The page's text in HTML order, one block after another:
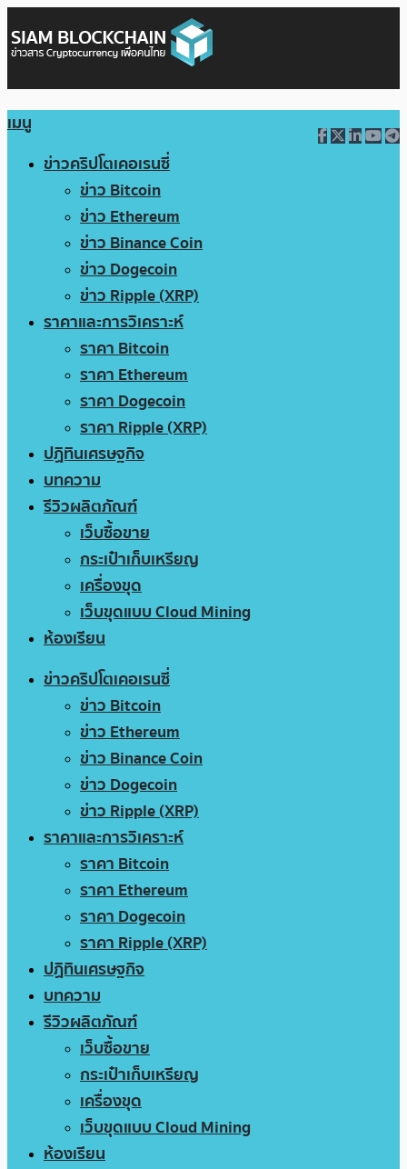
เมนู
ข่าวคริปโตเคอเรนซี่
ข่าว Bitcoin
ข่าว Ethereum
ข่าว Binance Coin
ข่าว Dogecoin
ข่าว Ripple (XRP)
ราคาและการวิเคราะห์
ราคา Bitcoin
ราคา Ethereum
ราคา Dogecoin
ราคา Ripple (XRP)
ปฏิทินเศรษฐกิจ
บทความ
รีวิวผลิตภัณฑ์
เว็บซื้อขาย
กระเป๋าเก็บเหรียญ
เครื่องขุด
เว็บขุดแบบ Cloud Mining
ห้องเรียน
ข่าวคริปโตเคอเรนซี่
ข่าว Bitcoin
ข่าว Ethereum
ข่าว Binance Coin
ข่าว Dogecoin
ข่าว Ripple (XRP)
ราคาและการวิเคราะห์
ราคา Bitcoin
ราคา Ethereum
ราคา Dogecoin
ราคา Ripple (XRP)
ปฏิทินเศรษฐกิจ
บทความ
รีวิวผลิตภัณฑ์
เว็บซื้อขาย
กระเป๋าเก็บเหรียญ
เครื่องขุด
เว็บขุดแบบ Cloud Mining
ห้องเรียน